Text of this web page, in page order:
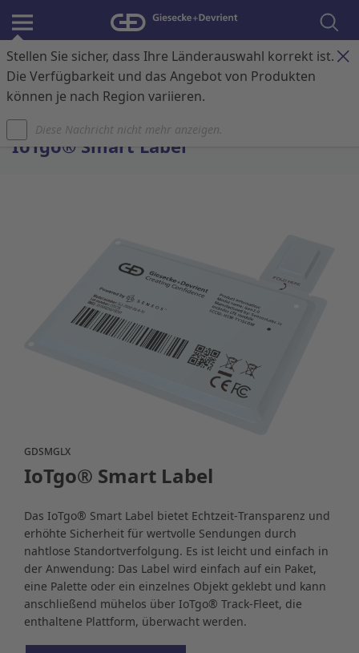
Stellen Sie sicher, dass Ihre Länderauswahl korrekt ist.
Die Verfügbarkeit und das Angebot von Produkten
können je nach Region variieren.
Diese Nachricht nicht mehr anzeigen.
Anmelden Kontakt Warenkorb
IoTgo® Smart Label
GDSMGLX
IoTgo® Smart Label
Das IoTgo® Smart Label bietet Echtzeit‑Transparenz und
erhöhte Sicherheit für wertvolle Sendungen durch
nahtlose Standortverfolgung. Es ist leicht und einfach in
der Anwendung: Das Label wird einfach auf ein Paket,
eine Palette oder ein einzelnes Objekt geklebt und kann
anschließend mühelos über IoTgo® Track‑Fleet, die
enthaltene Plattform, überwacht werden.